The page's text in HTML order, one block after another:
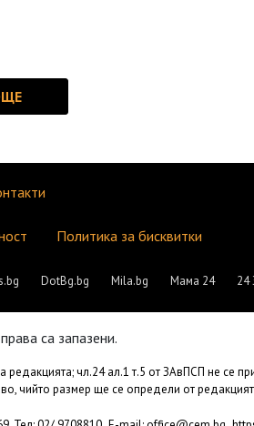
Политика за бисквитки
DotBg.bg Mila.bg Мама 24 24
са запазени.
чл.24 ал.1 т.5 от ЗАвПСП не се
чийто размер ще се определи от